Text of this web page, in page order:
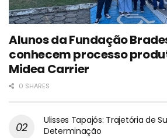
Alunos da Fundação
conhecem processo
Midea Carrier
0 SHARES
Ulisses Tapajós: Trajetória de
Determinação